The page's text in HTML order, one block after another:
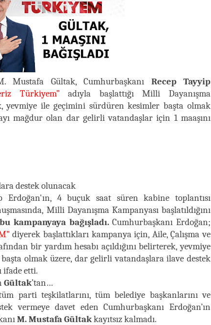
Mustafa Gültak, Cumhurbaşkanı Recep Tayyip
Türkiyem”adıyla başlattığı Milli Dayanışma
yevmiye ile geçimini sürdüren kesimler başta olmak
mağdur olan dar gelirli vatandaşlar için 1 maaşını
destek olunacak
Erdoğan'ın, 4 buçuk saat süren kabine toplantısı
Milli Dayanışma Kampanyası başlatıldığını
kampanyaya bağışladı.Cumhurbaşkanı Erdoğan;
diyerek başlattıkları kampanya için, Aile, Çalışma ve
bir yardım hesabı açıldığını belirterek, yevmiye
olmak üzere, dar gelirli vatandaşlara ilave destek
ifade etti.
Gültak’tan…
parti teşkilatlarını, tüm belediye başkanlarını ve
vermeye davet eden Cumhurbaşkanı Erdoğan’ın
M. Mustafa Gültakkayıtsız kalmadı.